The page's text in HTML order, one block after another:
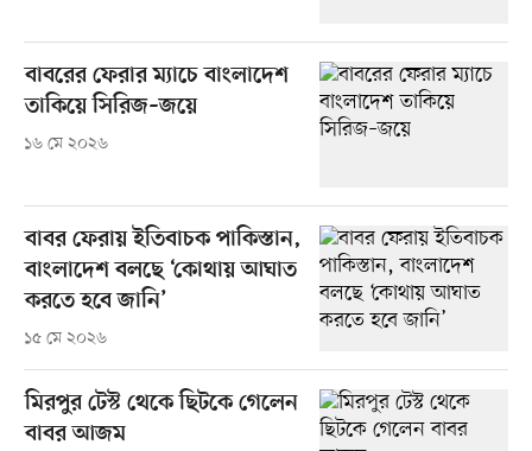
বাবরের ফেরার ম্যাচে বাংলাদেশ
তাকিয়ে সিরিজ–জয়ে
১৬ মে ২০২৬
বাবর ফেরায় ইতিবাচক পাকিস্তান,
বাংলাদেশ বলছে ‘কোথায় আঘাত
করতে হবে জানি’
১৫ মে ২০২৬
মিরপুর টেস্ট থেকে ছিটকে গেলেন
বাবর আজম